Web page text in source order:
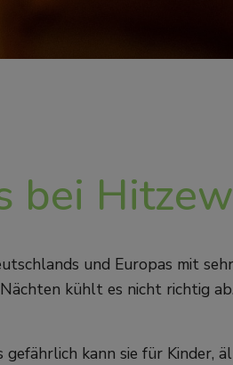
bei
und Europas mit
kühlt es nicht richtig
kann sie für Kinder,